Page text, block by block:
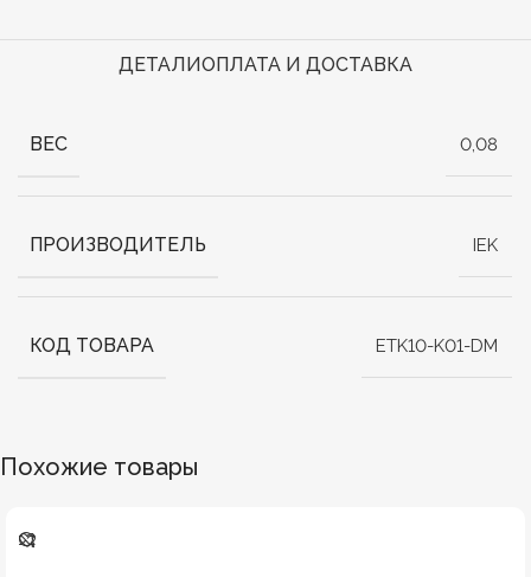
ДЕТАЛИОПЛАТА И ДОСТАВКА
ВЕС 0,08
ПРОИЗВОДИТЕЛЬ IEK
КОД ТОВАРА ETK10-K01-DM
Похожие товары